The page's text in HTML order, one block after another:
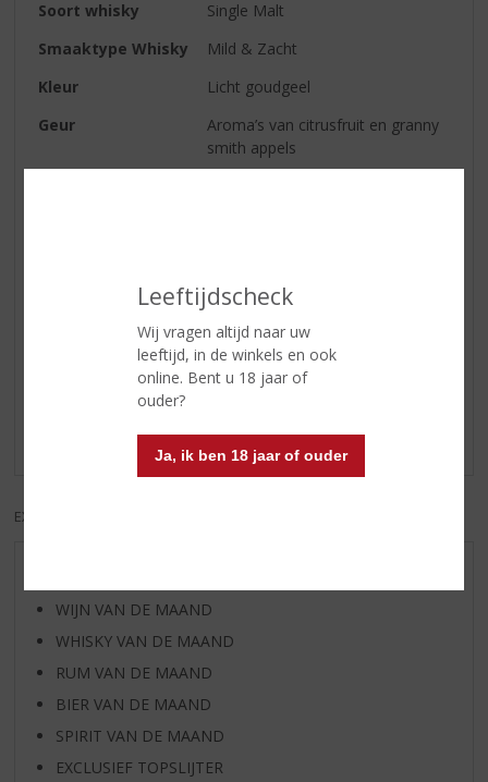
Leeftijdscheck
Wij vragen altijd naar uw
leeftijd, in de winkels en ook
online. Bent u 18 jaar of
ouder?
Ja, ik ben 18 jaar of ouder
Soort whisky
Single Malt
Smaaktype Whisky
Mild & Zacht
Kleur
Licht goudgeel
Geur
Aroma’s van citrusfruit en granny
smith appels
Reviews
Schrijf een review
Er zijn nog geen reviews geplaatst voor dit product
EXCL. BTW
WIJN VAN DE MAAND
WHISKY VAN DE MAAND
RUM VAN DE MAAND
BIER VAN DE MAAND
SPIRIT VAN DE MAAND
EXCLUSIEF TOPSLIJTER